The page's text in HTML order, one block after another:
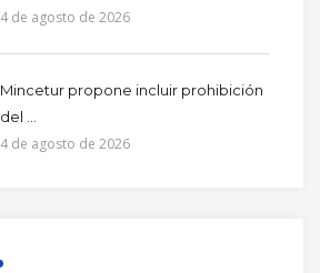
4 de agosto de 2026
Mincetur propone incluir prohibición
del ...
4 de agosto de 2026